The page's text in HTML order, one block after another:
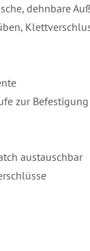
dehnbare
zur
austauschbar